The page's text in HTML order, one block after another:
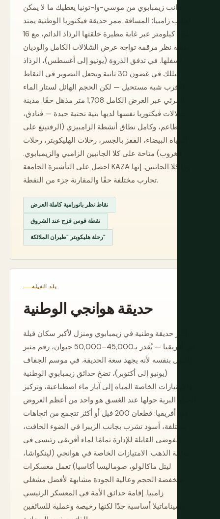
جانب زيمبابوي من موسي-وا-تونيا يعطيك ما لا يمكن
لجانب زامبيا: المسافة. ممر حديقة فيكتوريا الوطنية يمتد
لـ1.7 كيلومتر عبر غابة مطيرة خلقتها الرذاذ الدائم، مع 16
نقطة نظر مرقمة تواجه عرض الشلالات الكامل والوديان
أسفلها. في تدفق الذروة (يونيو إلى أغسطس)، الرذاذ
يبللك في غضون 30 ثانية ويجعل التصوير في النقاط
الأقرب شبه مستحيل — لكن الحجم الهائل لستار الماء
المرئي عبر العرض الكامل 1,708 متر مذهل حقًا. مدينة
شلالات فيكتوريا نفسها لديها بنية تحتية جيدة — فنادق،
مطاعم، وكامل نطاق أنشطة الزامبيزي (الرفتينغ على
المياه البيضاء، القفز بالجسر، رحلات الهليكوبتر، رحلات
الغروب) متاحة على كلا الجانبين الزامبي والزيمبابوي.
احصل على التأشيرة الجامعة KAZA ورأ كلا الجانبين. إنها
تجارب مختلفة حقًا والمقارنة جزء من النقطة.
نقاط نظر بانورامية كاملة العرض
نقطة قوس قزح عند الشروق
رحلة هليكوبتر "طيران الملائكة"
بلد الفيلة
حديقة هوانجي الوطنية
أكبر حديقة وطنية في زيمبابوي ومنزل لأكبر سكان فيلة
في أفريقيا — يُقدر بـ45,000–50,000 حيوان، رقم مثير
للجدل بنفسه لأنه يجهد سعة الحديقة. في موسم الجفاف
(يونيو إلى أكتوبر)، تضخ حدائق زيمبابوي الوطنية
والامتيازات الخاصة المياه إلى آبار ماء اصطناعية، وتركيز
الحياة البرية حولها عند الغسق هو واحد من أعظم العروض
في أفريقيا: قطعان 200 فيل أو أكثر تتجمع من اتجاهات
مختلفة، أسود تشرب بجانب الزيبرا في الضوء الخافت،
الفوضى القابلة للإدارة تمامًا لماء أفريقي رئيسي في
ساعة الذهب. الامتيازات الخاصة في هوانجي (لينكواشا،
ليتل ماكالولو، صوماليسا أكاسيا) تعمل معسكرات
منخفضة الحجم وعالية الجودة مشابهة لأفضل مشغلي
زامبيا. إقامة حدائق الأمة في المعسكر الرئيسي
وسيناماتيلا أساسية جدًا لكنها رخيصة وعملية للسائقين